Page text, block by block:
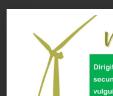
Construint amb enginy
2n Premi de
Secundària-
VINUEZA,